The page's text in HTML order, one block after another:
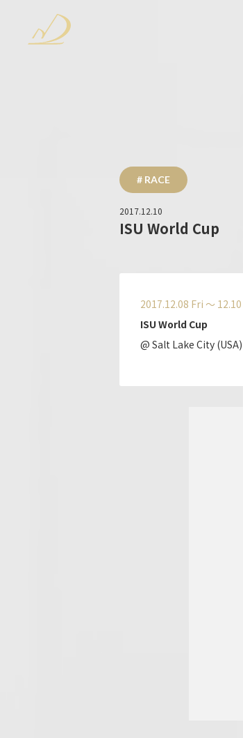
# RACE
2017.12.10
ISU World Cup
2017.12.08 Fri 〜
ISU World Cup
@ Salt Lake City (USA)